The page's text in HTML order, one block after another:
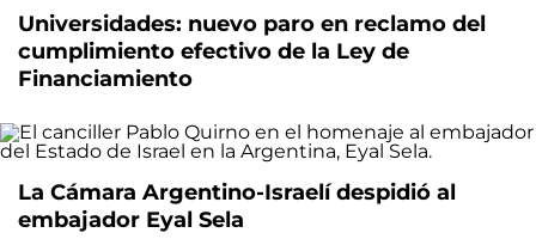
Universidades: nuevo paro en reclamo del
cumplimiento efectivo de la Ley de
Financiamiento
La Cámara Argentino-Israelí despidió al
embajador Eyal Sela